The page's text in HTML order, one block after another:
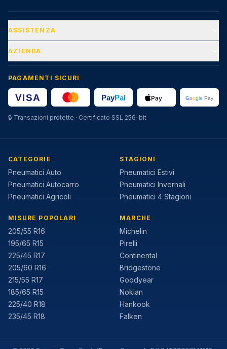
ASSISTENZA
AZIENDA
PAGAMENTI SICURI
🔒 Transazioni protette · Certificato SSL 256-bit
CATEGORIE
Pneumatici Auto
Pneumatici Autocarro
Pneumatici Agricoli
STAGIONI
Pneumatici Estivi
Pneumatici Invernali
Pneumatici 4 Stagioni
MISURE POPOLARI
205/55 R16
195/65 R15
225/45 R17
205/60 R16
215/55 R17
185/65 R15
225/40 R18
235/45 R18
MARCHE
Michelin
Pirelli
Continental
Bridgestone
Goodyear
Nokian
Hankook
Falken